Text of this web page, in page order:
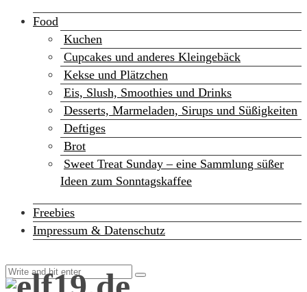
Food
Kuchen
Cupcakes und anderes Kleingebäck
Kekse und Plätzchen
Eis, Slush, Smoothies und Drinks
Desserts, Marmeladen, Sirups und Süßigkeiten
Deftiges
Brot
Sweet Treat Sunday – eine Sammlung süßer
Ideen zum Sonntagskaffee
Freebies
Impressum & Datenschutz